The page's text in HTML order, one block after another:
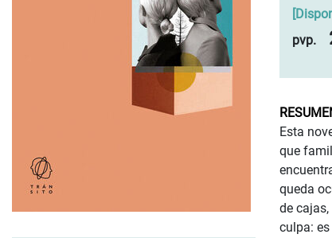
pvp.
Esta
que
queda
de
culpa: